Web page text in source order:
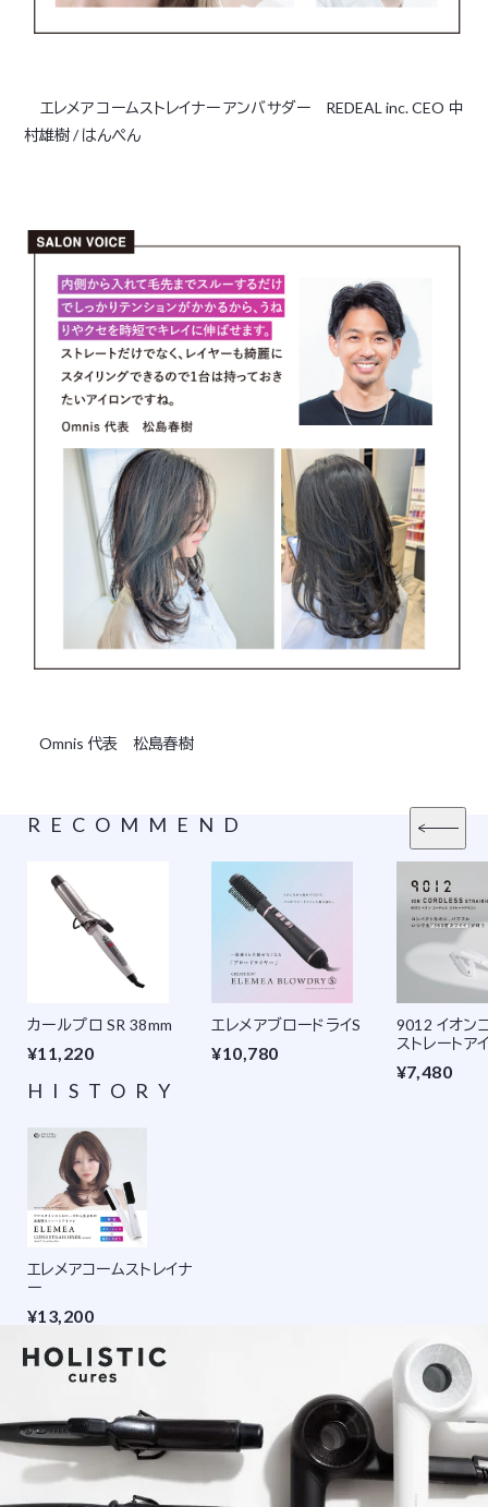
エレメア コームストレイナー アンバサダー REDEAL inc. CEO 中
村雄樹 / はんぺん
Omnis 代表 松島春樹
RECOMMEND
カールプロ SR 38mm
¥11,220
エレメアブロードライS
¥10,780
9012 イオン
ストレートア
¥7,480
HISTORY
エレメアコームストレイナ
ー
¥13,200